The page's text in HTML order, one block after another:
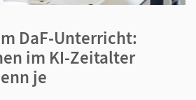
DaF-Unterricht:
im KI-Zeitalter
je